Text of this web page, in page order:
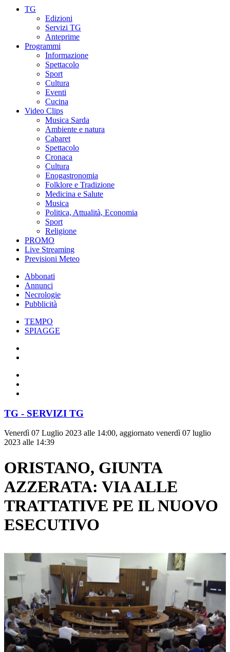
TG
Edizioni
Servizi TG
Anteprime
Programmi
Informazione
Spettacolo
Sport
Cultura
Eventi
Cucina
Video Clips
Musica Sarda
Ambiente e natura
Cabaret
Spettacolo
Cronaca
Cultura
Enogastronomia
Folklore e Tradizione
Medicina e Salute
Musica
Politica, Attualità, Economia
Sport
Religione
PROMO
Live Streaming
Previsioni Meteo
Abbonati
Annunci
Necrologie
Pubblicità
TEMPO
SPIAGGE
TG - SERVIZI TG
Venerdì 07 Luglio 2023 alle 14:00, aggiornato venerdì 07 luglio
2023 alle 14:39
ORISTANO, GIUNTA
AZZERATA: VIA ALLE
TRATTATIVE PE IL NUOVO
ESECUTIVO